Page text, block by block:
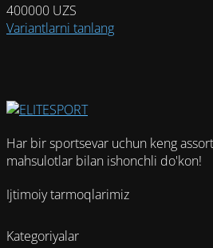
400000 UZS
Variantlarni tanlangЭтот
выбрать
на
странице
товара.
Har bir sportsevar uchun keng
mahsulotlar bilan ishonchli do'kon!
Ijtimoiy tarmoqlarimiz
Kategoriyalar